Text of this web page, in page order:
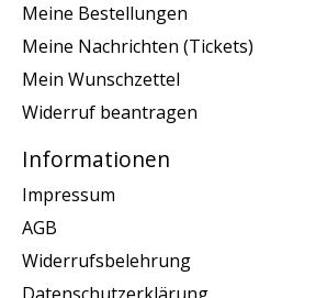
Meine Bestellungen
Meine Nachrichten (Tickets)
Mein Wunschzettel
Widerruf beantragen
Informationen
Impressum
AGB
Widerrufsbelehrung